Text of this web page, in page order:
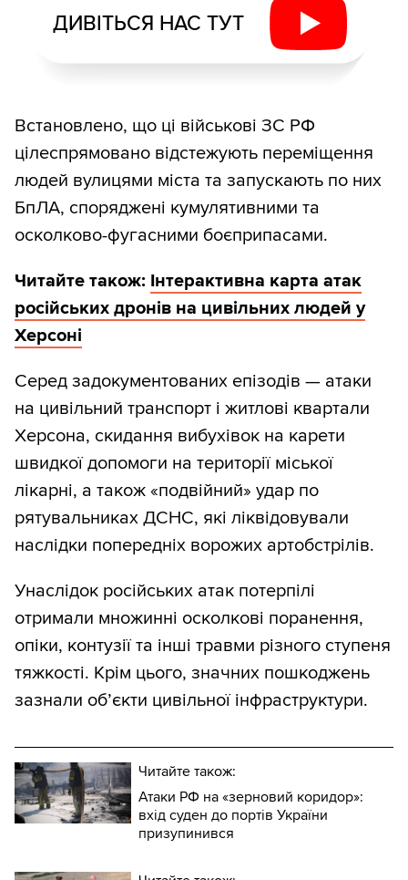
ДИВІТЬСЯ НАС ТУТ
Встановлено, що ці військові ЗС РФ
цілеспрямовано відстежують переміщення
людей вулицями міста та запускають по них
БпЛА, споряджені кумулятивними та
осколково-фугасними боєприпасами.
Читайте також: Інтерактивна карта атак
російських дронів на цивільних людей у
Херсоні
Серед задокументованих епізодів — атаки
на цивільний транспорт і житлові квартали
Херсона, скидання вибухівок на карети
швидкої допомоги на території міської
лікарні, а також «подвійний» удар по
рятувальниках ДСНС, які ліквідовували
наслідки попередніх ворожих артобстрілів.
Унаслідок російських атак потерпілі
отримали множинні осколкові поранення,
опіки, контузії та інші травми різного ступеня
тяжкості. Крім цього, значних пошкоджень
зазнали об’єкти цивільної інфраструктури.
Читайте також:
Атаки РФ на «зерновий коридор»:
вхід суден до портів України
призупинився